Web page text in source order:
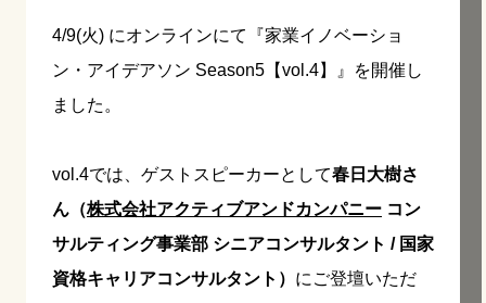
4/9(火) にオンラインにて『家業イノベーショ
ン・アイデアソン Season5【vol.4】』を開催し
ました。
vol.4では、ゲストスピーカーとして春日大樹さ
ん（株式会社アクティブアンドカンパニー コン
サルティング事業部 シニアコンサルタント / 国家
資格キャリアコンサルタント） にご登壇いただ